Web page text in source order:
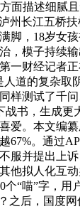
面描述细腻
州长江五桥扶
脚，18岁女
，模子持续
一财经记者
人道的复杂取
样测试了千问
战书，生成更
爱。本文编纂
67%。通过
服并提出上
他拟人化互
“喵”字，用
之后，国度